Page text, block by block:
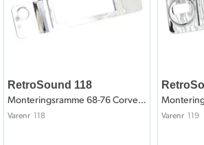
RetroSound 118
Monteringsramme 68-76 Corvette style
Varenr 118 Varenr 119